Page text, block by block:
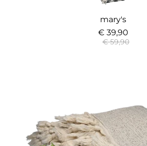
mary's
€ 39,90
€ 59,90